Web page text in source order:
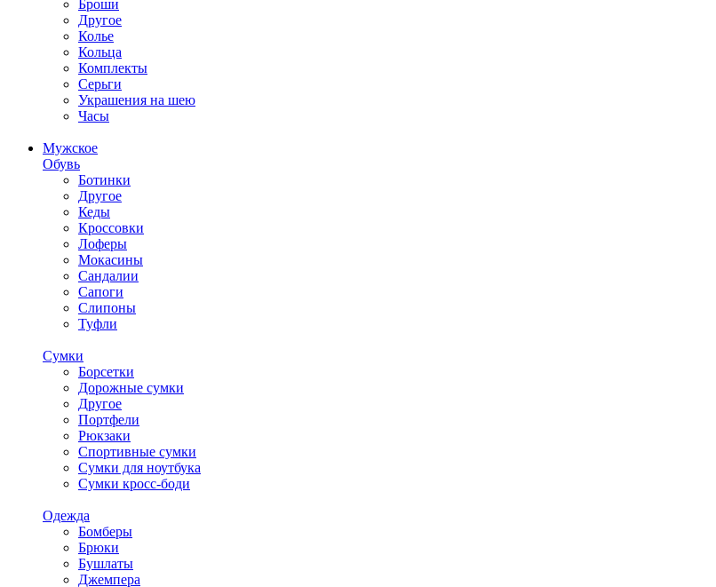
Броши
Другое
Колье
Кольца
Комплекты
Серьги
Украшения на шею
Часы
Мужское
Обувь
Ботинки
Другое
Кеды
Кроссовки
Лоферы
Мокасины
Сандалии
Сапоги
Слипоны
Туфли
Сумки
Борсетки
Дорожные сумки
Другое
Портфели
Рюкзаки
Спортивные сумки
Сумки для ноутбука
Сумки кросс-боди
Одежда
Бомберы
Брюки
Бушлаты
Джемпера